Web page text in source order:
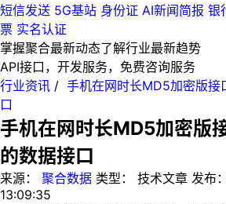
短信发送 5G基站 身份证 AI新闻简报 银
票 实名认证
掌握聚合最新动态了解行业最新趋势
API接口，开发服务，免费咨询服务
行业资讯 / 手机在网时长MD5加密版接
口
手机在网时长MD5加密版
的数据接口
来源： 聚合数据 类型： 技术文章 发布：
13:09:35